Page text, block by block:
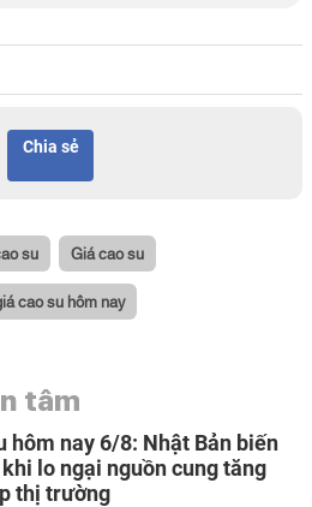
Chia sẻ
su Giá cao su
cao su hôm nay
tâm
hôm nay 6/8: Nhật Bản biến
lo ngại nguồn cung tăng
thị trường